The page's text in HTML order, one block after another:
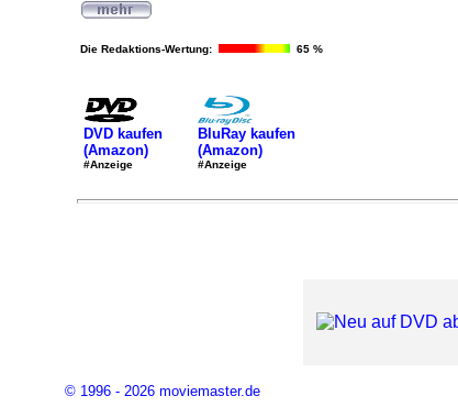
Die Redaktions-Wertung: 65 %
DVD kaufen
(Amazon)
#Anzeige
BluRay kaufen
(Amazon)
#Anzeige
© 1996 - 2026 moviemaster.de